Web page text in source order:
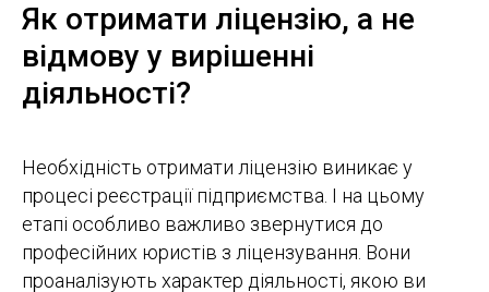
Як отримати ліцензію, а не
відмову у вирішенні
діяльності?
Необхідність отримати ліцензію виникає у
процесі реєстрації підприємства. І на цьому
етапі особливо важливо звернутися до
професійних юристів з ліцензування. Вони
проаналізують характер діяльності, якою ви